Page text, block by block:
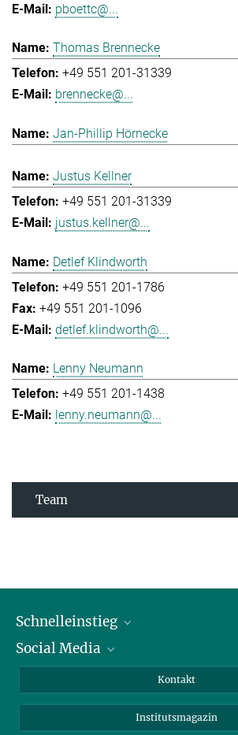
pboettc@...
Thomas Brennecke
+49 551 201-31339
brennecke@...
Jan-Phillip Hörnecke
Justus Kellner
+49 551 201-31339
justus.kellner@...
Detlef Klindworth
+49 551 201-1786
+49 551 201-1096
detlef.klindworth@...
Lenny Neumann
+49 551 201-1438
lenny.neumann@...
Team
Schnelleinstieg
Alumni
Fördernde
Social Media
Bluesky
Facebook
Kontakt
Institutsmagazin